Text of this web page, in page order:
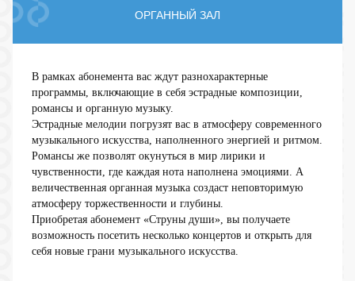
ОРГАННЫЙ ЗАЛ
В рамках абонемента вас ждут разнохарактерные
программы, включающие в себя эстрадные композиции,
романсы и органную музыку.
Эстрадные мелодии погрузят вас в атмосферу современного
музыкального искусства, наполненного энергией и ритмом.
Романсы же позволят окунуться в мир лирики и
чувственности, где каждая нота наполнена эмоциями. А
величественная органная музыка создаст неповторимую
атмосферу торжественности и глубины.
Приобретая абонемент «Струны души», вы получаете
возможность посетить несколько концертов и открыть для
себя новые грани музыкального искусства.